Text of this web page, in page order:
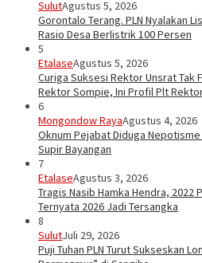
SulutAgustus 5, 2026
Gorontalo Terang. PLN Nyalakan
Rasio Desa Berlistrik 100 Persen
5
EtalaseAgustus 5, 2026
Curiga Suksesi Rektor Unsrat
Rektor Sompie, Ini Profil Plt
6
Mongondow RayaAgustus 4, 2026
Oknum Pejabat Diduga
Supir Bayangan
7
EtalaseAgustus 3, 2026
Tragis Nasib Hamka Hendra,
Ternyata 2026 Jadi Tersangka
8
SulutJuli 29, 2026
Puji Tuhan PLN Turut Sukseskan